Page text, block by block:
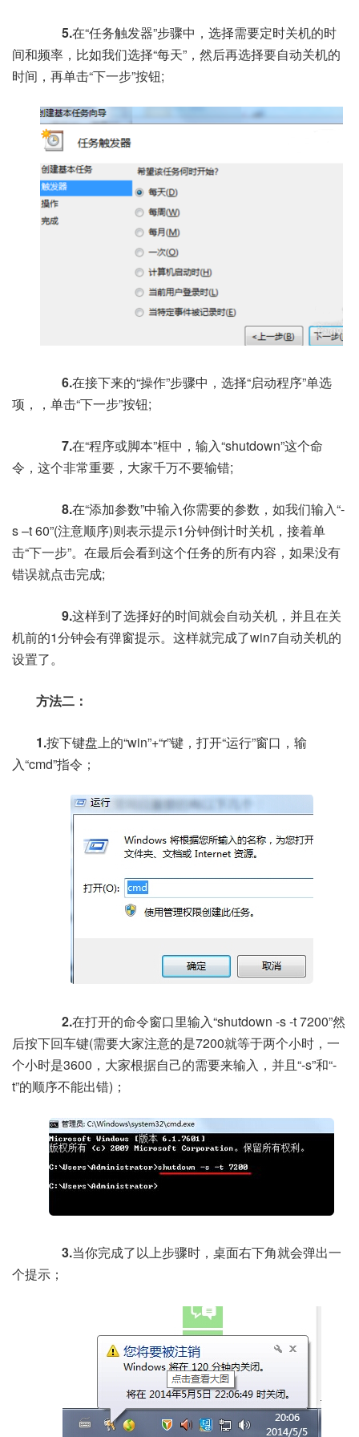
5.在“任务触发器”步骤中，选择需要定时关机的时
间和频率，比如我们选择“每天”，然后再选择要自动关机的
时间，再单击“下一步”按钮;
6.在接下来的“操作”步骤中，选择“启动程序”单选
项，，单击“下一步”按钮;
7.在“程序或脚本”框中，输入“shutdown”这个命
令，这个非常重要，大家千万不要输错;
8.在“添加参数”中输入你需要的参数，如我们输入“-
s –t 60”(注意顺序)则表示提示1分钟倒计时关机，接着单
击“下一步”。在最后会看到这个任务的所有内容，如果没有
错误就点击完成;
9.这样到了选择好的时间就会自动关机，并且在关
机前的1分钟会有弹窗提示。这样就完成了win7自动关机的
设置了。
方法二：
1.按下键盘上的“win”+“r”键，打开“运行”窗口，输
入“cmd”指令；
2.在打开的命令窗口里输入“shutdown -s -t 7200”然
后按下回车键(需要大家注意的是7200就等于两个小时，一
个小时是3600，大家根据自己的需要来输入，并且“-s”和“-
t”的顺序不能出错)；
3.当你完成了以上步骤时，桌面右下角就会弹出一
个提示；